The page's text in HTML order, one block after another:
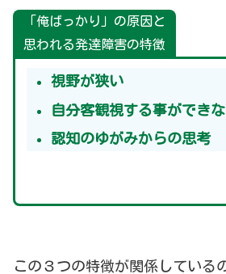
「俺ばっかり」の原因と
思われる発達障害の特徴
視野が狭い
自分客観視する事ができ
認知のゆがみからの思考
この３つの特徴が関係している